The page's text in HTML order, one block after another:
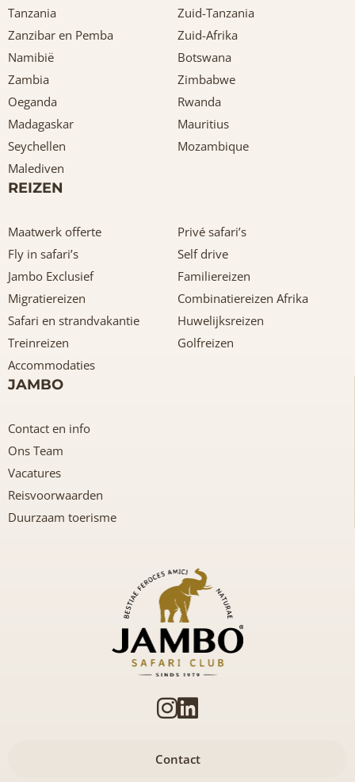
Tanzania
Zuid-Tanzania
Zanzibar en Pemba
Zuid-Afrika
Namibië
Botswana
Zambia
Zimbabwe
Oeganda
Rwanda
Madagaskar
Mauritius
Seychellen
Mozambique
Malediven
REIZEN
Maatwerk offerte
Privé safari’s
Fly in safari’s
Self drive
Jambo Exclusief
Familiereizen
Migratiereizen
Combinatiereizen Afrika
Safari en strandvakantie
Huwelijksreizen
Treinreizen
Golfreizen
Accommodaties
JAMBO
Contact en info
Ons Team
Vacatures
Reisvoorwaarden
Duurzaam toerisme
Contact